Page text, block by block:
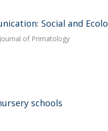
Social and
of Primatology
schools